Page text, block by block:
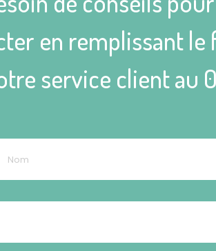
en remplissant
service client au